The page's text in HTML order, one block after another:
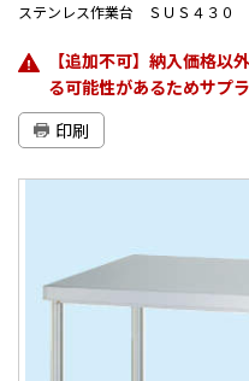
ステンレス作業台 ＳＵＳ４３０
【追加不可】納入価格以
る可能性があるためサプ
印刷